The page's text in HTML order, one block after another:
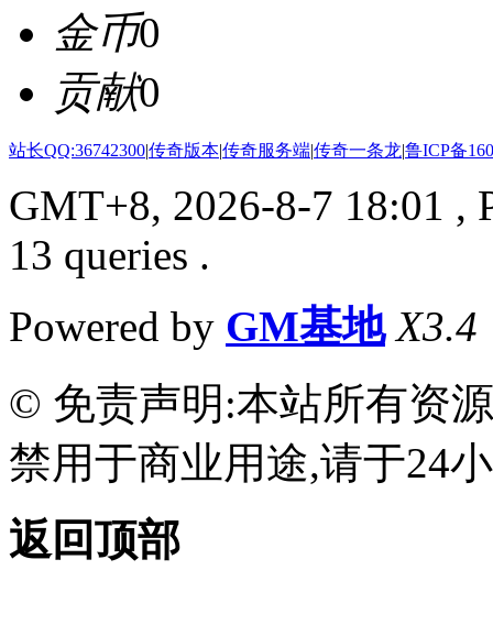
金币0
贡献0
站长QQ:36742300|传奇版本|传奇服务端|传奇一条龙|鲁ICP备
GMT+8, 2026-8-7 18:01 ,
13 queries .
Powered by GM基地 X3.4
© 免责声明:本站所有资
禁用于商业用途,请于24
返回顶部